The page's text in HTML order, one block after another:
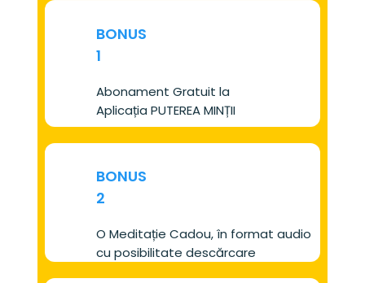
BONUS
1
Abonament Gratuit la
Aplicația PUTEREA MINȚII
BONUS
2
O Meditație Cadou, în format audio
cu posibilitate descărcare